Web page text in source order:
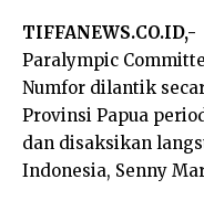
TIFFANEWS.CO.ID,-
Paralympic
Numfor dilantik
Provinsi Papua
dan disaksikan
Indonesia, Senny